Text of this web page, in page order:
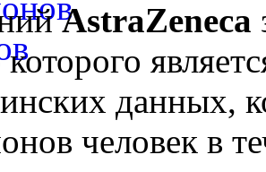
AstraZeneca
данных,
человек в